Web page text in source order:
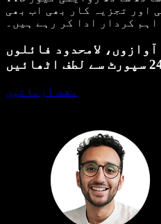
اور تجزیہ کار بھی اب بھی
اہم کردار ادا کر رہے ہیں۔
لامحدود فائلوں
مفت آزمائیں